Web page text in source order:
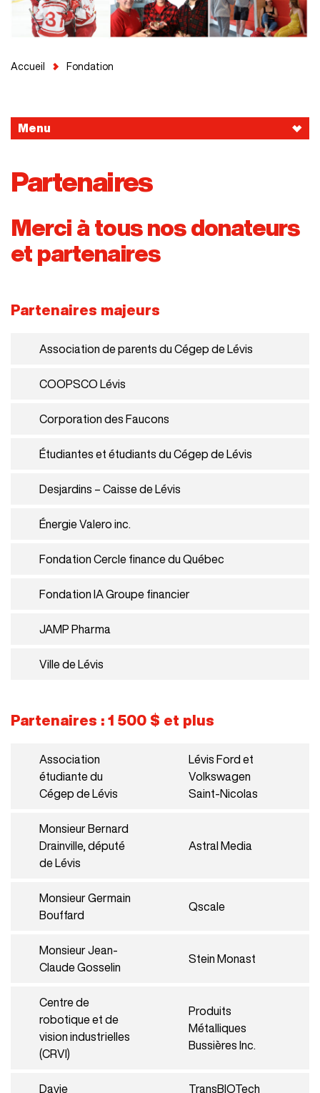
Accueil Fondation
Menu
réalisations
partenaires
gouvernance
Partenaires
Merci à tous nos donateurs
et partenaires
Partenaires majeurs
Association de parents du Cégep de Lévis
COOPSCO Lévis
Corporation des Faucons
Étudiantes et étudiants du Cégep de Lévis
Desjardins – Caisse de Lévis
Énergie Valero inc.
Fondation Cercle finance du Québec
Fondation IA Groupe financier
JAMP Pharma
Ville de Lévis
Partenaires : 1 500 $ et plus
Association
étudiante du
Cégep de Lévis
Lévis Ford et
Volkswagen
Saint-Nicolas
Monsieur Bernard
Drainville, député
de Lévis
Astral Media
Monsieur Germain
Bouffard
Qscale
Monsieur Jean-
Claude Gosselin
Stein Monast
Centre de
robotique et de
vision industrielles
(CRVI)
Produits
Métalliques
Bussières Inc.
Davie TransBIOTech